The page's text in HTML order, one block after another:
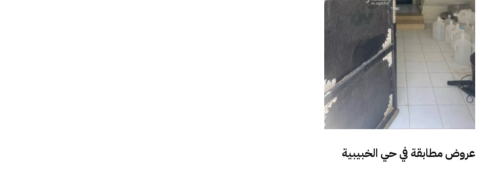
عروض مطابقة فيحي الخبيبية